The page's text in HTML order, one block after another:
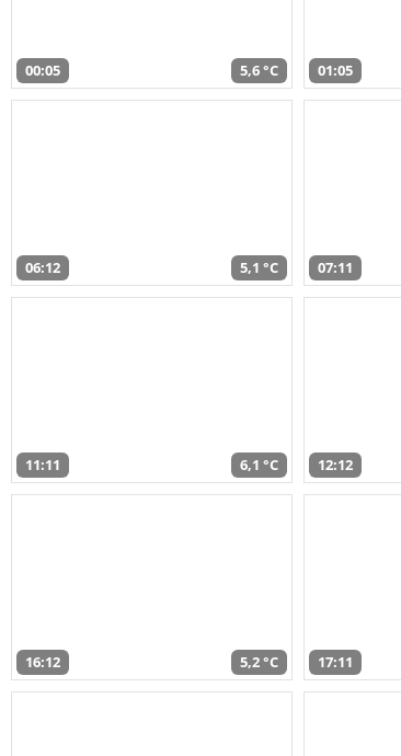
00:05 5,6 °C 01:05
06:12 5,1 °C 07:11
11:11 6,1 °C 12:12
16:12 5,2 °C 17:11